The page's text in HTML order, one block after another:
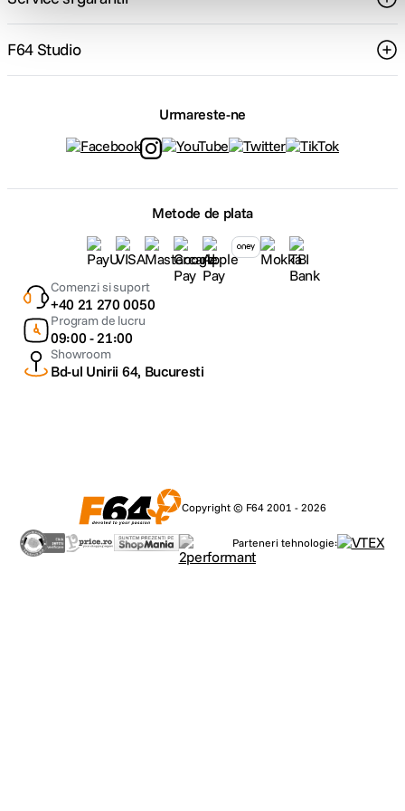
F64 Studio
Urmareste-ne
Metode de plata
Comenzi si suport
+40 21 270 0050
Program de lucru
09:00 - 21:00
Showroom
Bd-ul Unirii 64, Bucuresti
Copyright © F64 2001 - 2026
Parteneri tehnologie: